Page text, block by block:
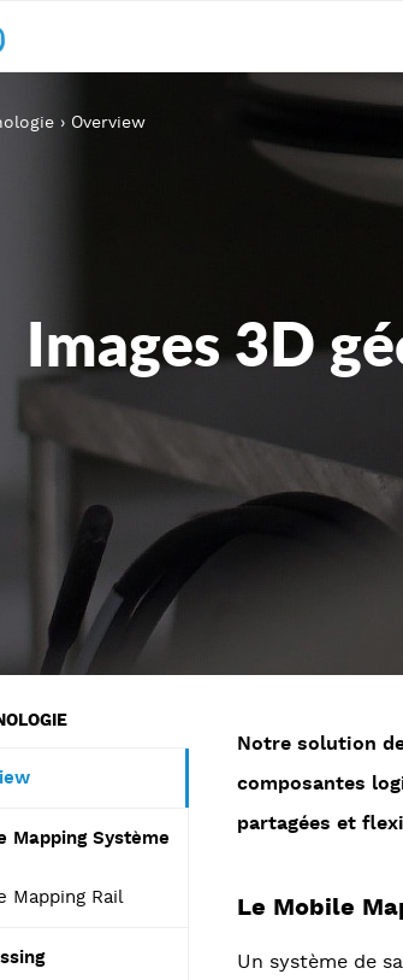
› Overview
Images 3D
Mapping Système
Mapping Rail
Notre solution
composantes
partagées et
Le Mobile
Un système de